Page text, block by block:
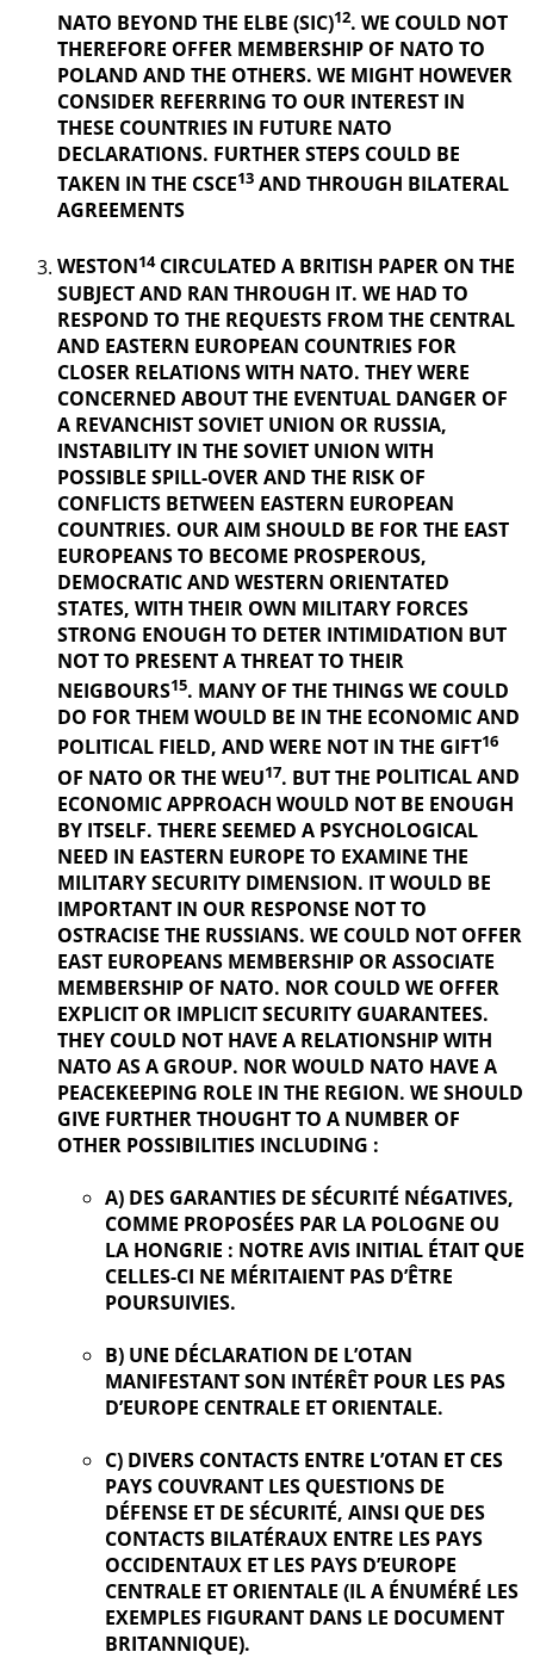
NATO BEYOND THE ELBE (SIC)12. WE COULD NOT
THEREFORE OFFER MEMBERSHIP OF NATO TO
POLAND AND THE OTHERS. WE MIGHT HOWEVER
CONSIDER REFERRING TO OUR INTEREST IN
THESE COUNTRIES IN FUTURE NATO
DECLARATIONS. FURTHER STEPS COULD BE
TAKEN IN THE CSCE13 AND THROUGH BILATERAL
AGREEMENTS
WESTON14CIRCULATED A BRITISH PAPER ON THE
SUBJECT AND RAN THROUGH IT. WE HAD TO
RESPOND TO THE REQUESTS FROM THE CENTRAL
AND EASTERN EUROPEAN COUNTRIES FOR
CLOSER RELATIONS WITH NATO. THEY WERE
CONCERNED ABOUT THE EVENTUAL DANGER OF
A REVANCHISTSOVIET UNION OR RUSSIA,
INSTABILITY IN THE SOVIET UNION WITH
POSSIBLE SPILL-OVER AND THE RISK OF
CONFLICTS BETWEEN EASTERN EUROPEAN
COUNTRIES. OUR AIM SHOULD BE FOR THE EAST
EUROPEANS TO BECOME PROSPEROUS,
DEMOCRATIC AND WESTERN ORIENTATED
STATES, WITH THEIR OWN MILITARY FORCES
STRONG ENOUGH TO DETER INTIMIDATION BUT
NOT TO PRESENT A THREAT TO THEIR
NEIGBOURS15. MANY OF THE THINGSWE COULD
DO FOR THEM WOULD BE IN THE ECONOMIC AND
POLITICAL FIELD, AND WERE NOT IN THE GIFT16
OF NATO OR THE WEU17. BUT THE POLITICAL AND
ECONOMIC APPROACH WOULD NOT BE ENOUGH
BY ITSELF. THERE SEEMED A PSYCHOLOGICAL
NEED IN EASTERN EUROPE TO EXAMINE THE
MILITARY SECURITY DIMENSION. IT WOULD BE
IMPORTANT IN OUR RESPONSE NOT TO
OSTRACISE THE RUSSIANS. WE COULD NOT OFFER
EAST EUROPEANS MEMBERSHIP OR ASSOCIATE
MEMBERSHIP OF NATO. NOR COULD WE OFFER
EXPLICIT OR IMPLICIT SECURITY GUARANTEES.
THEY COULD NOT HAVE A RELATIONSHIP WITH
NATO AS A GROUP. NOR WOULD NATO HAVE A
PEACEKEEPING ROLE IN THE REGION. WE SHOULD
GIVE FURTHERTHOUGHT TO A NUMBER OF
OTHER POSSIBILITIES INCLUDING :
A) DES GARANTIES DE SÉCURITÉ NÉGATIVES,
COMME PROPOSÉES PAR LA POLOGNE OU
LA HONGRIE : NOTRE AVIS INITIAL ÉTAIT QUE
CELLES-CI NE MÉRITAIENT PAS D’ÊTRE
POURSUIVIES.
B) UNE DÉCLARATION DE L’OTAN
MANIFESTANT SON INTÉRÊT POUR LES PAS
D’EUROPE CENTRALE ET ORIENTALE.
C) DIVERS CONTACTS ENTRE L’OTAN ET CES
PAYS COUVRANT LES QUESTIONS DE
DÉFENSE ET DE SÉCURITÉ, AINSI QUE DES
CONTACTS BILATÉRAUX ENTRE LES PAYS
OCCIDENTAUX ET LES PAYS D’EUROPE
CENTRALE ET ORIENTALE (IL A ÉNUMÉRÉ LES
EXEMPLES FIGURANT DANS LE DOCUMENT
BRITANNIQUE).